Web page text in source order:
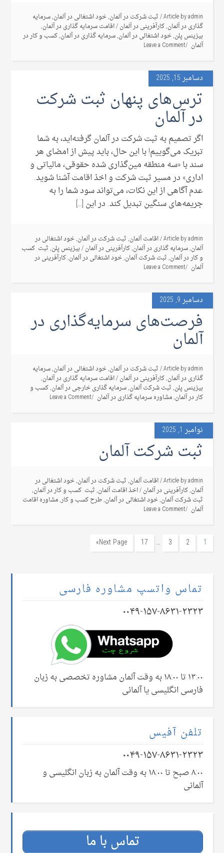
Article byadmin
/ثبت شرکت در آلمان,خود اشتغالی در آلمان,سرمایه
گذاری در آلمان,کارآفرینی در آلمان/اقامت سرمایه گذاری در آلمان,
بیزینس پلن,خود اشتغالی در آلمان,سرمایه گذاری در آلمان,کسب و کار در
آلمان Leave a Comment
دسامبر 15, 2025
ترس‌های پنهان ثبت شرکت
در آلمان
اگر تصمیم به ثبت شرکت در آلمان گرفته‌اید، به شما
تبریک می‌گوییم! با این حال، باید پیش از امضای هر
سند با «سه منطقه مین‌گذاری شده حقوقی، مالیاتی و
اداری» در مسیر ثبت شرکت و اخذ اقامت آشنا شوید.
عدم آگاهی از این نکات، می‌تواند سود شما را به
جریمه‌های سنگین تبدیل کند. در این […]
Article byadmin
/اقامت آلمان,ثبت شرکت در آلمان,خود اشتغالی در
آلمان,سرمایه گذاری در آلمان,کارآفرینی در آلمان/بیزینس پلن,ثبت کسب
و کار در آلمان,ثبت شرکت آلمان,خود اشتغالی در آلمان,کارآفرینی در
آلمان Leave a Comment
دسامبر 9, 2025
فرصت‌های سرمایه‌گذاری در
آلمان
Article byadmin
/ثبت شرکت در آلمان,خود اشتغالی در آلمان,سرمایه
گذاری در آلمان,کارآفرینی در آلمان/اقامت سرمایه گذاری در آلمان,
بیزینس پلن,ثبت شرکت آلمان,سرمایه گذاری خارجی در آلمان,کسب و
کار در آلمان,مشاوره سرمایه گذاری در آلمان Leave a Comment
نوامبر 1, 2025
ثبت شرکت آلمان
Article byadmin
/اقامت آلمان,ثبت شرکت در آلمان,خود اشتغالی در
آلمان,کارآفرینی در آلمان/اخذ اقامت آلمان,ثبت کسب و کار در آلمان,
ثبت شرکت آلمان,خود اشتغالی در آلمان,طرح کسب و کار,مشاوره اقامت
آلمان Leave a Comment
1
2
3
…
17
Next Page»
تماس واتسپ مشاوره فارسی
۰۰۴۹-۱۵۷-۸۶۳۱-۲۳۲۳
۱۳:۰۰ تا ۱۸:۰۰ به وقت آلمان مشاوره تخصصی به زبان
فارسی انگلیسی یا آلمانی
تلفن آفیس
۰۰۴۹-۱۵۷-۸۶۳۱-۲۳۲۳
۸:۰۰ صبح تا ۱۸:۰۰ به وقت آلمان به زبان انگلیسی و
آلمانی
تماس با ما